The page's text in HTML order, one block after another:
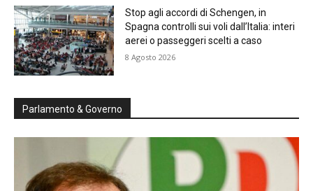
Stop agli accordi di Schengen, in
Spagna controlli sui voli dall’Italia: interi
aerei o passeggeri scelti a caso
8 Agosto 2026
Parlamento & Governo